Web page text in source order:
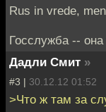
Rus in vrede,
Госслужба -- она
Дадли Смит »
#3 | 30.12.12 01:52
>Что ж там за